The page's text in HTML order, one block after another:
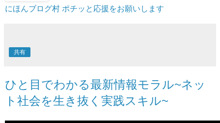
にほんブログ村 ポチッと応援をお願いします
共有
ひと目でわかる最新情報モラル~ネッ
ト社会を生き抜く実践スキル~